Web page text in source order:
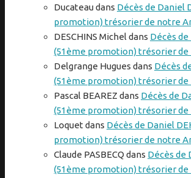
Ducateaudans Décès de Daniel
promotion) trésorier de notre
DESCHINS Micheldans Décès
(51ème promotion) trésorier
Delgrange Hugues dans Décès
(51ème promotion) trésorier
Pascal BEAREZ dans Décès de
(51ème promotion) trésorier
Loquetdans Décès de Daniel
promotion) trésorier de notre
Claude PASBECQ dans Décès de
(51ème promotion) trésorier